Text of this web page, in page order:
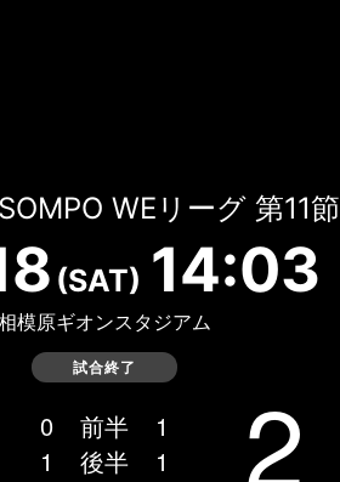
WEリーグ 第11節
(SAT) 14:03
模原ギオンスタジアム
試合終了
0 前半
1
1
後半 1 2